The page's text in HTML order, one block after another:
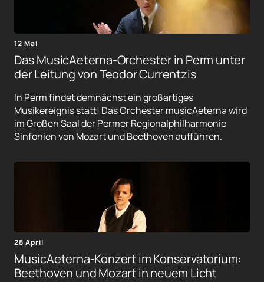
12 Mai
Das MusicAeterna-Orchester in Perm unter
der Leitung von Teodor Currentzis
In Perm findet demnächst ein großartiges
Musikereignis statt! Das Orchester musicAeterna wird
im Großen Saal der Permer Regionalphilharmonie
Sinfonien von Mozart und Beethoven aufführen.
28 April
MusicAeterna-Konzert im Konservatorium:
Beethoven und Mozart in neuem Licht